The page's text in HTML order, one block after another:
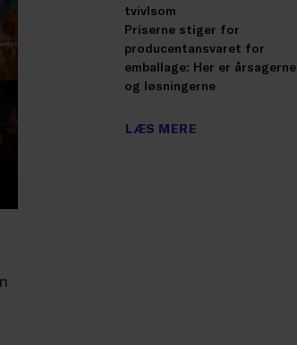
tvivlsom
Priserne stiger for
producentansvaret for
emballage: Her er årsagerne
og løsningerne
LÆS MERE